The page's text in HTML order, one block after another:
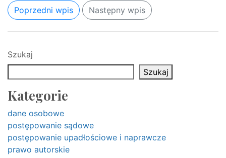
Poprzedni wpis Następny wpis
Szukaj
Szukaj
Kategorie
dane osobowe
postępowanie sądowe
postępowanie upadłościowe i naprawcze
prawo autorskie